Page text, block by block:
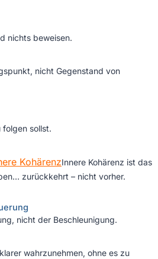
nichts beweisen.
nicht Gegenstand von
folgen sollst.
KohärenzInnere Kohärenz ist das
zurückkehrt – nicht vorher.
nicht der Beschleunigung.
wahrzunehmen, ohne es zu